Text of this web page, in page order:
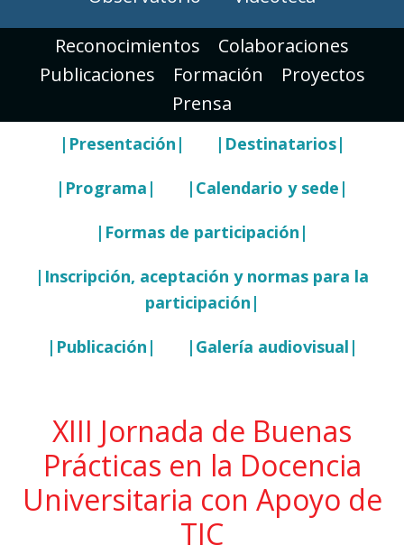
Reconocimientos
Colaboraciones
Publicaciones
Formación
Proyectos
Prensa
|Presentación| |Destinatarios|
|Programa| |Calendario y sede|
|Formas de participación|
|Inscripción, aceptación y normas para la
participación|
|Publicación| |Galería audiovisual|
XIII Jornada de Buenas
Prácticas en la Docencia
Universitaria con Apoyo de
TIC